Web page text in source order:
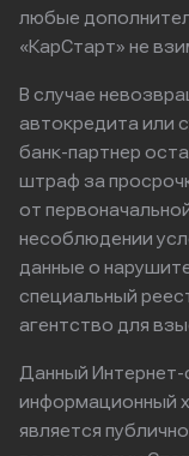
любые
«КарСтарт» не
В случае
автокредита или
банк-партнер
штраф за
от
несоблюдении
данные о
специальный
агентство для
Данный Интернет-
информационный
является